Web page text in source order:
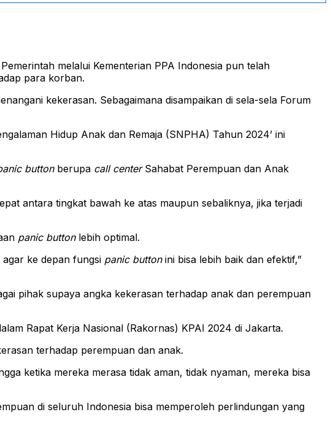
melalui Kementerian PPA Indonesia pun telah
para korban.
kekerasan. Sebagaimana disampaikan di sela-sela Forum
Hidup Anak dan Remaja (SNPHA) Tahun 2024’ ini
buttonberupa call centerSahabat Perempuan dan Anak
antara tingkat bawah ke atas maupun sebaliknya, jika terjadi
panic buttonlebih optimal.
agar ke depan fungsi panic buttonini bisa lebih baik dan efektif,”
pihak supaya angka kekerasan terhadap anak dan perempuan
Rapat Kerja Nasional (Rakornas) KPAI 2024 di Jakarta.
terhadap perempuan dan anak.
ketika mereka merasa tidak aman, tidak nyaman, mereka bisa
di seluruh Indonesia bisa memperoleh perlindungan yang